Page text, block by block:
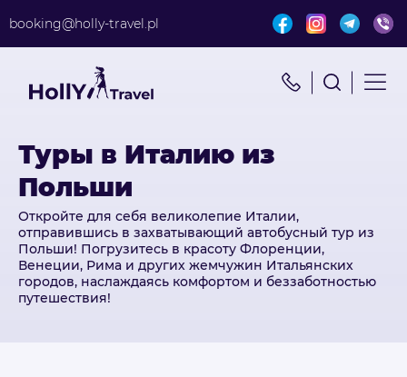
booking@holly-travel.pl
Найти путешествие x
Туры в Италию из
Польши
Откройте для себя великолепие Италии,
отправившись в захватывающий автобусный тур из
Польши! Погрузитесь в красоту Флоренции,
Венеции, Рима и других жемчужин Итальянских
городов, наслаждаясь комфортом и беззаботностью
путешествия!